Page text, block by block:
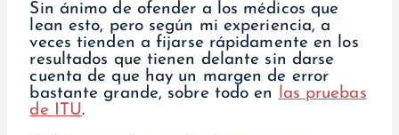
Sin ánimo de ofender a los médicos que
lean esto, pero según mi experiencia, a
veces tienden a fijarse rápidamente en los
resultados que tienen delante sin darse
cuenta de que hay un margen de error
bastante grande, sobre todo en las pruebas
de ITU.